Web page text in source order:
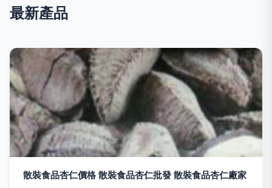
最新產品
散裝食品杏仁價格 散裝食品杏仁批發 散裝食品杏仁廠家